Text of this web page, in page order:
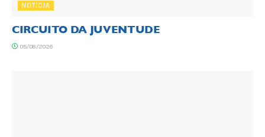
NOTÍCIA
CIRCUITO DA JUVENTUDE
05/08/2026